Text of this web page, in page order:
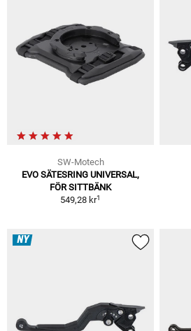
SW-Motech
EVO SÄTESRING UNIVERSAL,
FÖR SITTBÄNK
549,28 kr1
NY